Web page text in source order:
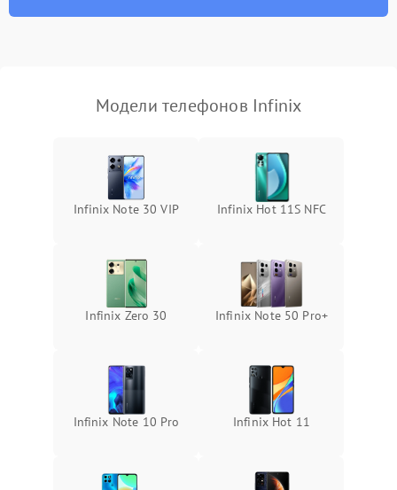
Модели телефонов Infinix
Infinix Note 30 VIP Infinix Hot 11S NFC
Infinix Zero 30 Infinix Note 50 Pro+
Infinix Note 10 Pro Infinix Hot 11